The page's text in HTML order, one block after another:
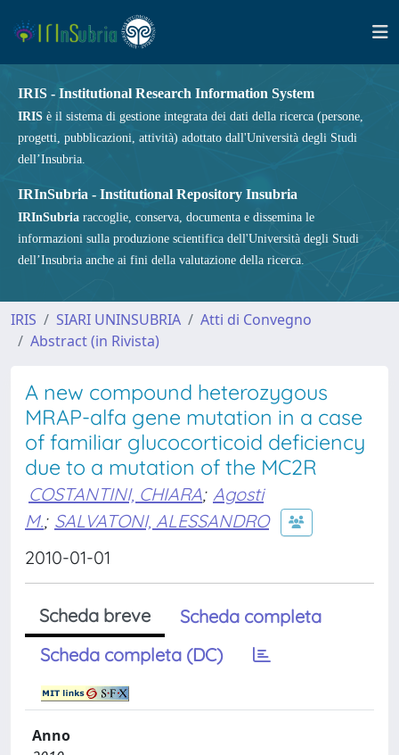
IRIS - Institutional Research Information System
IRIS è il sistema di gestione integrata dei dati della ricerca (persone,
progetti, pubblicazioni, attività) adottato dall'Università degli Studi
dell’Insubria.
IRInSubria - Institutional Repository Insubria
IRInSubria raccoglie, conserva, documenta e dissemina le
informazioni sulla produzione scientifica dell'Università degli Studi
dell’Insubria anche ai fini della valutazione della ricerca.
IRIS SIARI UNINSUBRIA
Atti di Convegno
Abstract (in Rivista)
A new compound heterozygous
MRAP-alfa gene mutation in a case
of familiar glucocorticoid deficiency
due to a mutation of the MC2R
COSTANTINI, CHIARA; Agosti
M.; SALVATONI, ALESSANDRO
2010-01-01
Scheda breve
Scheda completa
Scheda completa (DC)
Anno